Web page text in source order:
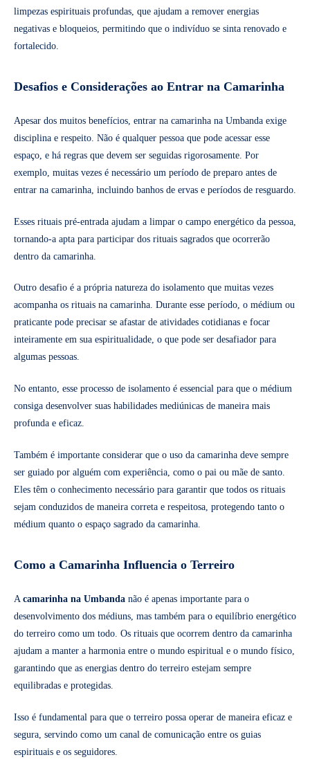
limpezas espirituais profundas, que ajudam a remover energias
negativas e bloqueios, permitindo que o indivíduo se sinta renovado e
fortalecido.
Desafios e Considerações ao Entrar na Camarinha
Apesar dos muitos benefícios, entrar na camarinha na Umbanda exige
disciplina e respeito. Não é qualquer pessoa que pode acessar esse
espaço, e há regras que devem ser seguidas rigorosamente. Por
exemplo, muitas vezes é necessário um período de preparo antes de
entrar na camarinha, incluindo banhos de ervas e períodos de resguardo.
Esses rituais pré-entrada ajudam a limpar o campo energético da pessoa,
tornando-a apta para participar dos rituais sagrados que ocorrerão
dentro da camarinha.
Outro desafio é a própria natureza do isolamento que muitas vezes
acompanha os rituais na camarinha. Durante esse período, o médium ou
praticante pode precisar se afastar de atividades cotidianas e focar
inteiramente em sua espiritualidade, o que pode ser desafiador para
algumas pessoas.
No entanto, esse processo de isolamento é essencial para que o médium
consiga desenvolver suas habilidades mediúnicas de maneira mais
profunda e eficaz.
Também é importante considerar que o uso da camarinha deve sempre
ser guiado por alguém com experiência, como o pai ou mãe de santo.
Eles têm o conhecimento necessário para garantir que todos os rituais
sejam conduzidos de maneira correta e respeitosa, protegendo tanto o
médium quanto o espaço sagrado da camarinha.
Como a Camarinha Influencia o Terreiro
A camarinha na Umbanda não é apenas importante para o
desenvolvimento dos médiuns, mas também para o equilíbrio energético
do terreiro como um todo. Os rituais que ocorrem dentro da camarinha
ajudam a manter a harmonia entre o mundo espiritual e o mundo físico,
garantindo que as energias dentro do terreiro estejam sempre
equilibradas e protegidas.
Isso é fundamental para que o terreiro possa operar de maneira eficaz e
segura, servindo como um canal de comunicação entre os guias
espirituais e os seguidores.